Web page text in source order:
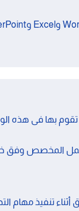
بها فى هذه
المخصص وفق
أثناء تنفيذ مهام